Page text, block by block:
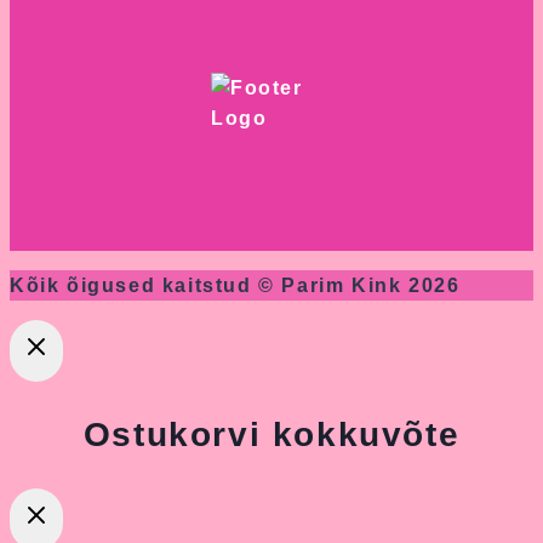
Kõik õigused kaitstud © Parim Kink 2026
Ostukorvi kokkuvõte